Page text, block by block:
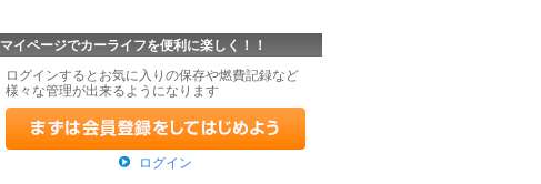
マイページでカーライフを便利に楽しく！！
ログインするとお気に入りの保存や燃費記録など
様々な管理が出来るようになります
ログイン